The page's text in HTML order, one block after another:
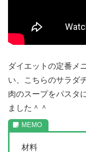
ダイエットの定番メ
い、こちらのサラダ
肉のスープをパスタ
ました＾＾
材料